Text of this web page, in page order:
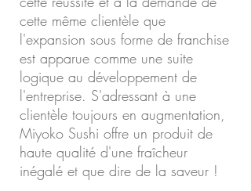
cette même clientèle que
l'expansion sous forme de franchise
est apparue comme une suite
logique au développement de
l'entreprise. S'adressant à une
clientèle toujours en augmentation,
Miyoko Sushi offre un produit de
haute qualité d'une fraîcheur
inégalé et que dire de la saveur !